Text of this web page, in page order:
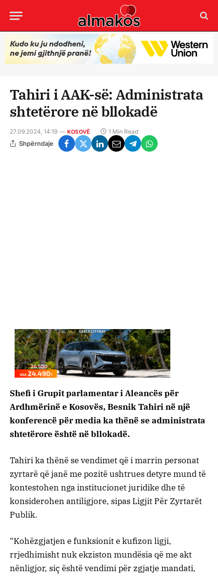
Tahiri i AAK-së: Administrata
shtetërore në bllokadë
27.09.2024, 14:19 KOSOVË 1 Min Read
Shpërndaje
Shefi i Grupit parlamentar i Aleancës për
Ardhmërinë e Kosovës, Besnik Tahiri në një
konferencë për media ka thënë se administrata
shtetërore është në bllokadë.
Tahiri ka thënë se vendimet që i marrin personat
zyrtarë që janë me pozitë ushtrues detyre mund të
kontestohen nga institucionet juridike dhe të
konsiderohen antiligjore, sipas Ligjit Për Zyrtarët
Publik.
“Kohëzgjatjen e funksionit e kufizon ligji,
rrjedhimisht nuk ekziston mundësia që me akt
nënligjor, siç është vendimi për zgjatje mandati,